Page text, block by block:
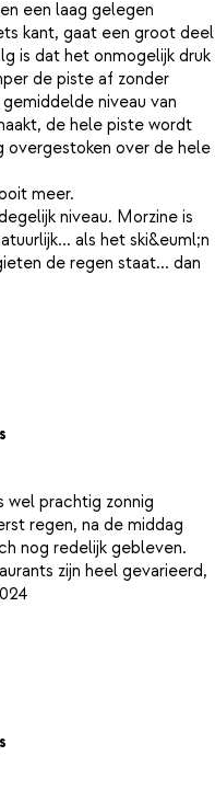
een laag gelegen
kant, gaat een groot deel
is dat het onmogelijk druk
de piste af zonder
niveau van
de hele piste wordt
overgestoken over de hele
meer.
niveau. Morzine is
als het ski&euml;n
de regen staat... dan
wel prachtig zonnig
regen, na de middag
nog redelijk gebleven.
zijn heel gevarieerd,